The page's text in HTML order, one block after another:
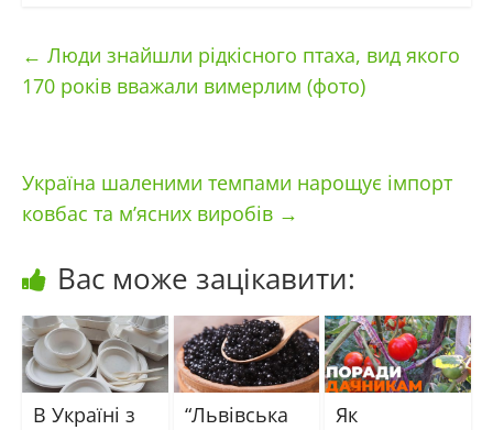
← Люди знайшли рідкісного птаха, вид якого
170 років вважали вимерлим (фото)
Україна шаленими темпами нарощує імпорт
ковбас та м’ясних виробів →
Вас може зацікавити:
В Україні з
“Львівська
Як